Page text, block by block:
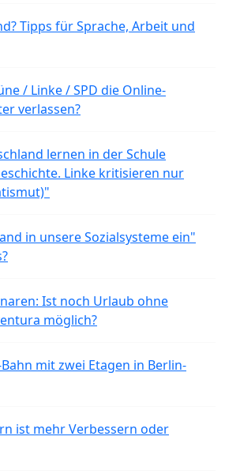
Tipps für Sprache, Arbeit und
/ Linke / SPD die Online-
verlassen?
lernen in der Schule
Linke kritisieren nur
in unsere Sozialsysteme ein"
Ist noch Urlaub ohne
möglich?
mit zwei Etagen in Berlin-
ist mehr Verbessern oder